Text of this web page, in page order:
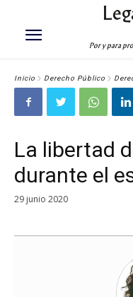
Por y para
Inicio Derecho Público
La libertad
durante el
29 junio 2020